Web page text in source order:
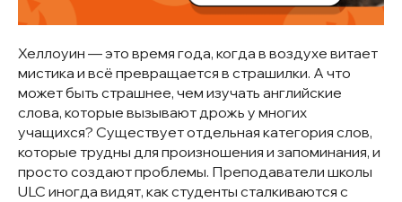
Хеллоуин — это время года, когда в воздухе витает
мистика и всё превращается в страшилки. А что
может быть страшнее, чем изучать английские
слова, которые вызывают дрожь у многих
учащихся? Существует отдельная категория слов,
которые трудны для произношения и запоминания, и
просто создают проблемы. Преподаватели школы
ULC иногда видят, как студенты сталкиваются с